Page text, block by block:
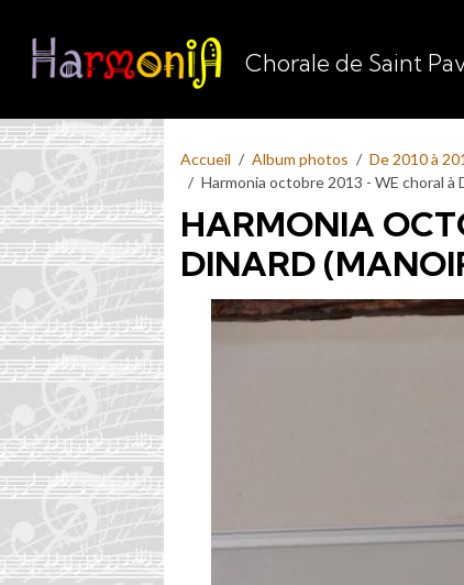
Chorale de Saint
Accueil Album photos De 2010 à
Harmonia octobre 2013 - WE choral à
HARMONIA
DINARD